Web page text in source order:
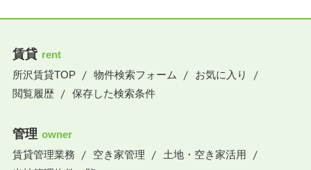
賃貸 rent
所沢賃貸TOP
物件検索フォーム
お気に入り
閲覧履歴
保存した検索条件
管理 owner
賃貸管理業務
空き家管理
土地・空き家活用